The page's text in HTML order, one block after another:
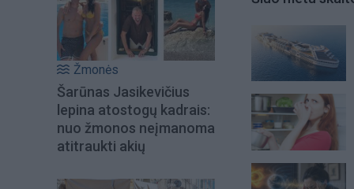
Žmonės
Šarūnas Jasikevičius
lepina atostogų kadrais:
nuo žmonos neįmanoma
atitraukti akių